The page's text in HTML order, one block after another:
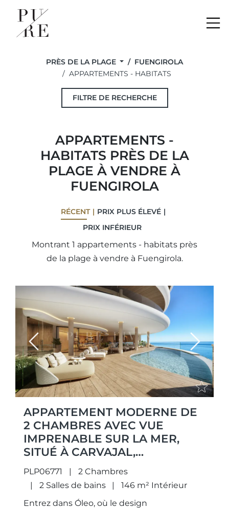
PRÈS DE LA PLAGE
FUENGIROLA
APPARTEMENTS - HABITATS
FILTRE DE RECHERCHE
APPARTEMENTS -
HABITATS PRÈS DE LA
PLAGE À VENDRE À
FUENGIROLA
RÉCENT
PRIX ​​PLUS ÉLEVÉ
PRIX ​​INFÉRIEUR
Montrant 1 appartements - habitats près
de la plage à vendre à Fuengirola.
Previous Next
APPARTEMENT MODERNE DE
2 CHAMBRES AVEC VUE
IMPRENABLE SUR LA MER,
SITUÉ À CARVAJAL,
FUENGIROLA
PLP06771
2 Chambres
2 Salles de bains
146 m² Intérieur
Entrez dans Óleo, où le design